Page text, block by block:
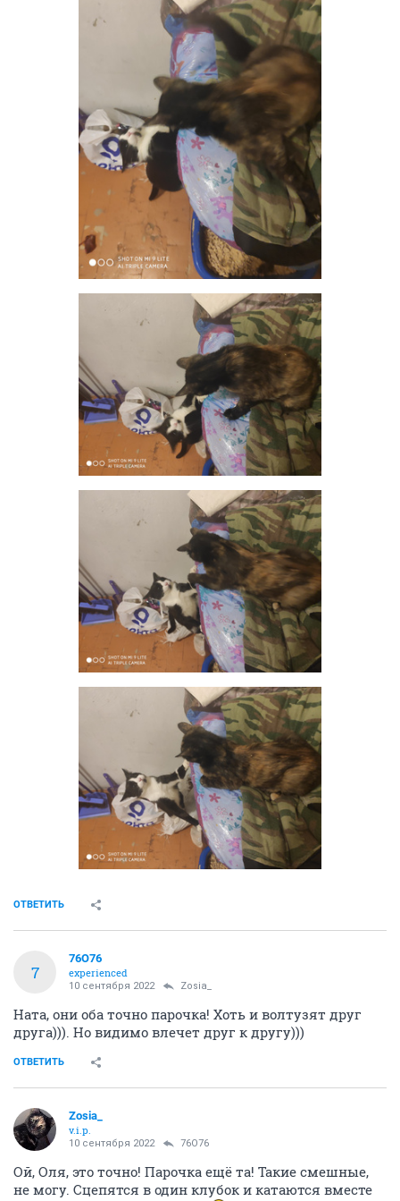
ОТВЕТИТЬ
7
76О76
experienced
10 сентября 2022 Zosia_
Ната, они оба точно парочка! Хоть и волтузят друг
друга))). Но видимо влечет друг к другу)))
ОТВЕТИТЬ
Zosia_
v.i.p.
10 сентября 2022 76О76
Ой, Оля, это точно! Парочка ещё та! Такие смешные,
не могу. Сцепятся в один клубок и катаются вместе